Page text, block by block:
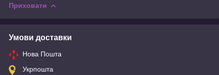
Приховати
Умови доставки
Нова Пошта
Укрпошта